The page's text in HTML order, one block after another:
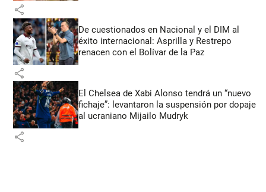
share
De cuestionados en Nacional y el DIM al
éxito internacional: Asprilla y Restrepo
renacen con el Bolívar de la Paz
share
El Chelsea de Xabi Alonso tendrá un “nuevo
fichaje”: levantaron la suspensión por dopaje
al ucraniano Mijailo Mudryk
share